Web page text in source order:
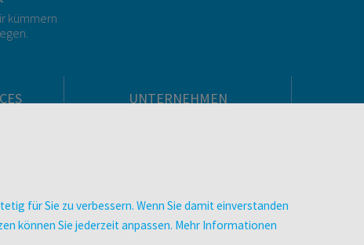
kümmern
UNTERNEHMEN
Datenschutz & Cookies
AGB
für Sie zu verbessern. Wenn Sie damit einverstanden
können Sie jederzeit anpassen. Mehr Informationen